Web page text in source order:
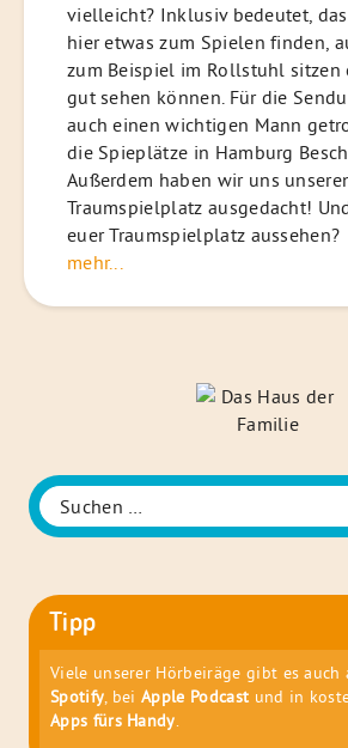
vielleicht? Inklusiv bedeutet,
hier etwas zum Spielen finden,
zum Beispiel im Rollstuhl sitzen
gut sehen können. Für die
auch einen wichtigen Mann
die Spieplätze in Hamburg
Außerdem haben wir uns
Traumspielplatz ausgedacht!
euer Traumspielplatz aussehen?
mehr...
Familie
Suche
Suchen
nach:
Tipp
Viele unserer Hörbeiräge gibt es auch
Spotify, beiApple Podcast und in
Apps fürs Handy.